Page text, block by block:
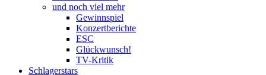
und noch viel mehr
Gewinnspiel
Konzertberichte
ESC
Glückwunsch!
TV-Kritik
Schlagerstars